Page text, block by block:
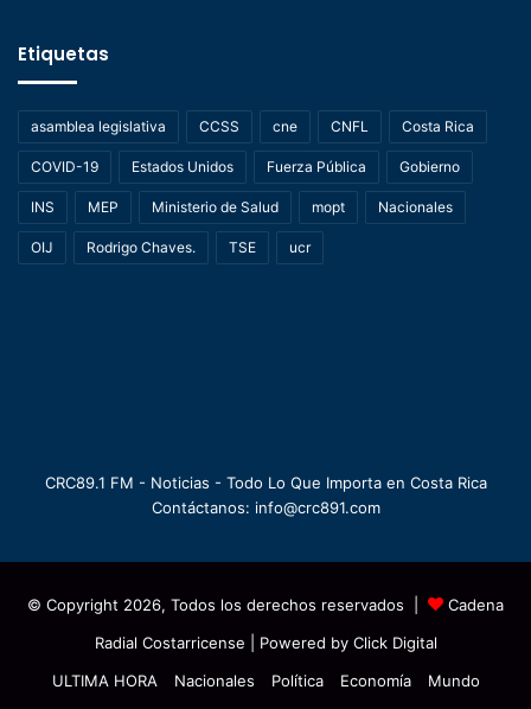
Etiquetas
asamblea legislativa CCSS cne CNFL Costa Rica
COVID-19 Estados Unidos Fuerza Pública Gobierno
INS MEP Ministerio de Salud mopt Nacionales
OIJ Rodrigo Chaves. TSE ucr
CRC89.1 FM - Noticias - Todo Lo Que Importa en Costa Rica
Contáctanos: info@crc891.com
© Copyright 2026, Todos los derechos reservados |
Cadena
Radial Costarricense | Powered by Click Digital
ULTIMA HORA
Nacionales Política Economía Mundo